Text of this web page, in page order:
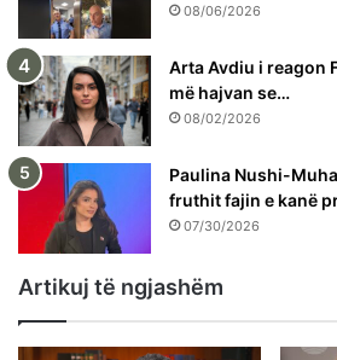
08/06/2026
Arta Avdiu i reagon
më hajvan se…
08/02/2026
Paulina Nushi-
fruthit fajin e kanë
07/30/2026
Artikuj të ngjashëm